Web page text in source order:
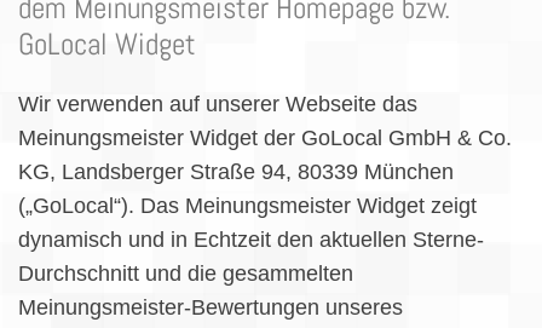
dem Meinungsmeister Homepage bzw.
GoLocal Widget
Wir verwenden auf unserer Webseite das
Meinungsmeister Widget der GoLocal GmbH & Co.
KG, Landsberger Straße 94, 80339 München
(„GoLocal“). Das Meinungsmeister Widget zeigt
dynamisch und in Echtzeit den aktuellen Sterne-
Durchschnitt und die gesammelten
Meinungsmeister-Bewertungen unseres